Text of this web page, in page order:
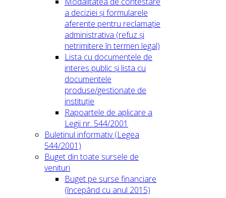
a deciziei și formularele
aferente pentru reclamație
administrativa (refuz și
netrimitere în termen legal)
Lista cu documentele de
interes public și lista cu
documentele
produse/gestionate de
instituție
Rapoartele de aplicare a
Legii nr. 544/2001
Buletinul informativ (Legea
544/2001)
Buget din toate sursele de
venituri
Buget pe surse financiare
(începând cu anul 2015)